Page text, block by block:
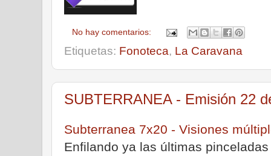
No hay comentarios:
Etiquetas: Fonoteca, La Caravana
SUBTERRANEA - Emisión 22
Subterranea 7x20 - Visiones
Enfilando ya las últimas